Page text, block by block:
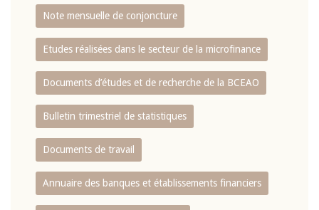
Note mensuelle de conjoncture
Etudes réalisées dans le secteur de la microfinance
Documents d’études et de recherche de la BCEAO
Bulletin trimestriel de statistiques
Documents de travail
Annuaire des banques et établissements financiers